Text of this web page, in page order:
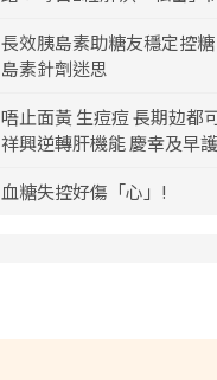
長效胰島素助糖友穩定控
島素針劑迷思
唔止面黃 生痘痘 長期攰都
祥興逆轉肝機能 慶幸及早
血糖失控好傷「心」!